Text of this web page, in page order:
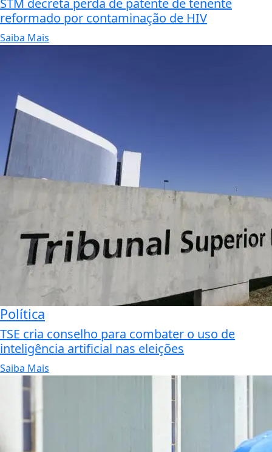
STM decreta perda de patente de tenente
reformado por contaminação de HIV
Saiba Mais
Política
TSE cria conselho para combater o uso de
inteligência artificial nas eleições
Saiba Mais